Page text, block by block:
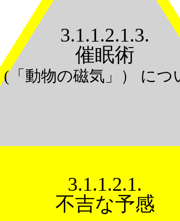
3.1.1.2.1.
不吉な予感
3.1.1.2.1.3.
催眠術
(「動物の磁気」） につ